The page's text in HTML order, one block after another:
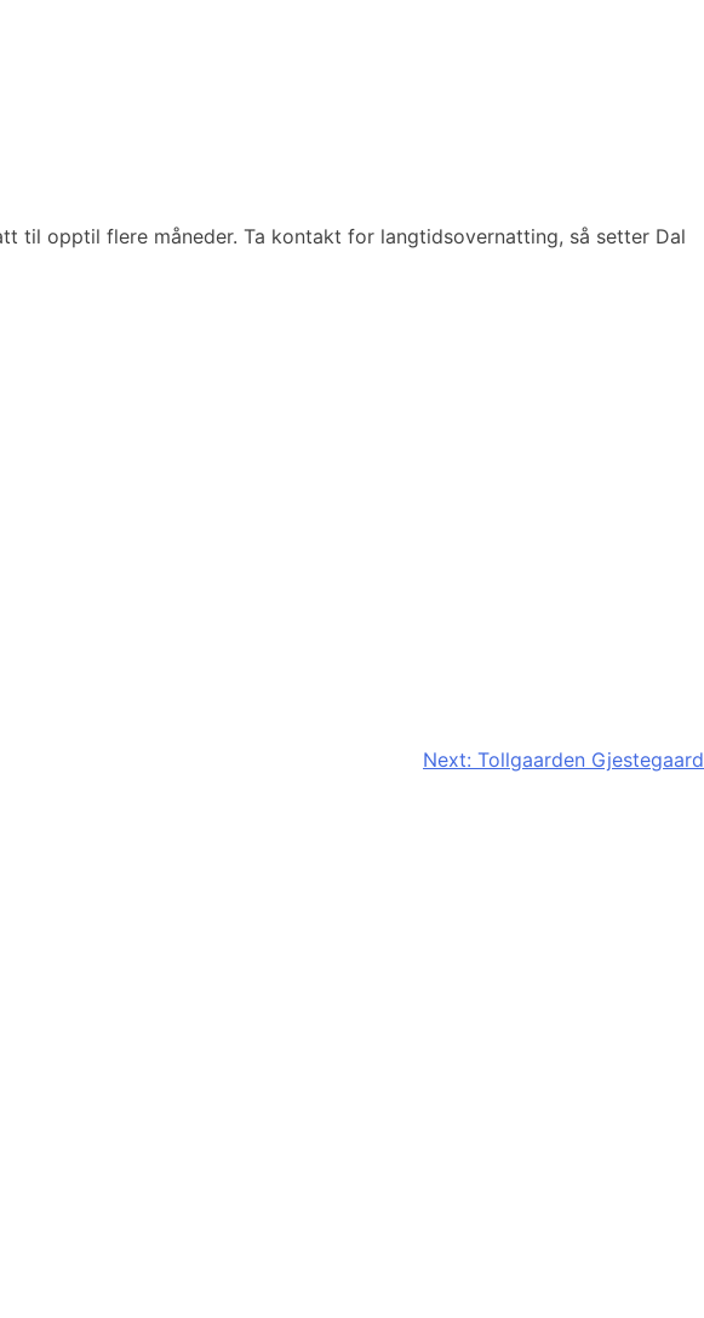
til opptil flere måneder. Ta kontakt for langtidsovernatting, så setter Dal
Next: Tollgaarden Gjestegaard